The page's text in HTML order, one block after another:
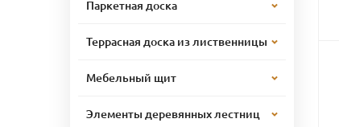
Паркетная доска
Террасная доска из лиственницы
Мебельный щит
Элементы деревянных лестниц